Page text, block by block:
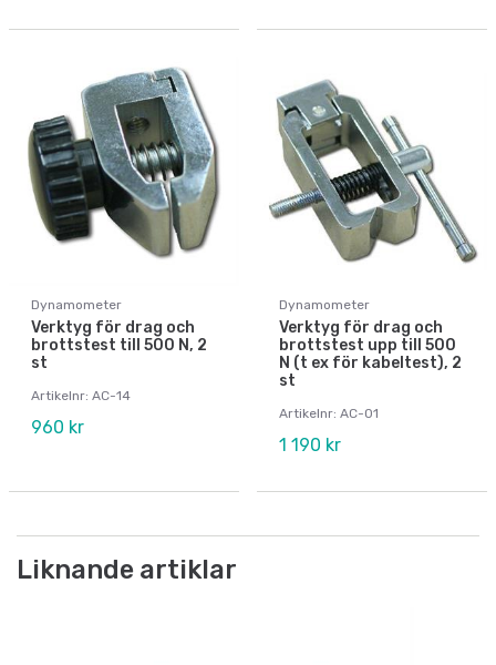
Dynamometer
Verktyg för drag och
brottstest till 500 N, 2
st
Artikelnr: AC-14
960 kr
Dynamometer
Verktyg för drag och
brottstest upp till 500
N (t ex för kabeltest), 2
st
Artikelnr: AC-01
1 190 kr
Liknande artiklar